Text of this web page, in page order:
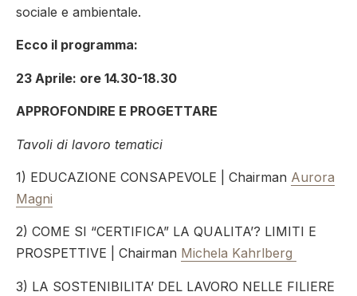
sociale e ambientale.
Ecco il programma:
23 Aprile: ore 14.30-18.30
APPROFONDIRE E PROGETTARE
Tavoli di lavoro tematici
1) EDUCAZIONE CONSAPEVOLE | Chairman Aurora
Magni
2) COME SI “CERTIFICA” LA QUALITA’? LIMITI E
PROSPETTIVE | Chairman Michela Kahrlberg
3) LA SOSTENIBILITA’ DEL LAVORO NELLE FILIERE